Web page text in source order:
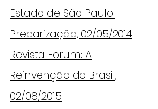
Estado de São Paulo:
Precarização, 02/05/2014
Revista Forum: A
Reinvenção do Brasil,
02/08/2015